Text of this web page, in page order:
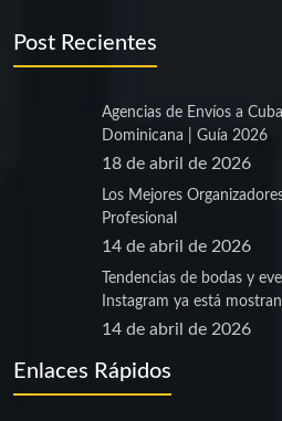
Post Recientes
Agencias de Envíos a
Dominicana | Guía 2026
18 de abril de 2026
Los Mejores
Profesional
14 de abril de 2026
Tendencias de bodas y
Instagram ya está
14 de abril de 2026
Enlaces Rápidos